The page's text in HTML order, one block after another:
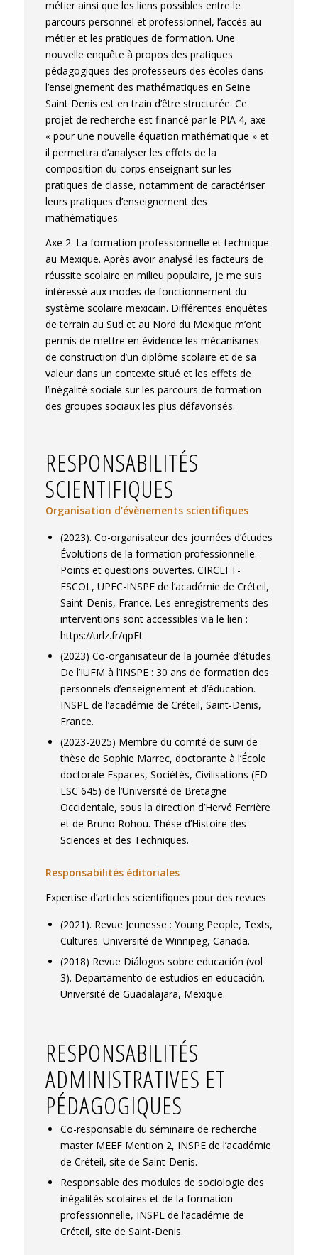
Vocational training and access to
employment of technicians in Mexico.IV
Forum of Sociology , International Sociological
Association, Feb 2021, Porto Alegre, Brazil.
⟨hal-04016951⟩
Gilberto Ramos Idunate. Enquêter en milieu
scolaire au Mexique : entre la construction
d’une relation de confiance et la prise de
distance réflexive.4ème journée d’études du
Réseau des jeunes chercheurs américanistes
Institut des Amériques, Oct 2015, Brest,
France.⟨hal-04478349⟩
Gilberto Ramos Idunate. Jeunes indiennes
parmi les jeunes populaires au Mexique :
quelles spécificités en milieu scolaire ?.5ème
Congrès de l'association française de
sociologie, AFS Association française de
sociologie, Sep 2013, Nantes, France.⟨hal-
04519708⟩
Gilberto Ramos Idunate. Paulo Freire et
l’Education Populaire : pistes latino -
américaines d’une pédagogie critique.
L'oeuvre de Paulo Freire, IRFFE d'Amiens,
Mar 2013, Amiens, France.⟨hal-04478297⟩
Gilberto Ramos Idunate. ¿Un perfil atípico?
un perfil sociocultural de alumnos indígenas y
no indígenas en un bachillerato mexicano.
International Congress of Americanists
2012, Vienne, Austria.⟨hal-04477055⟩
Gilberto Ramos Idunate. Formación
profesional en contextos de pobreza en
México.54 International Congress of
Americanists, Jul 2012, Vienne, Austria.
04477080⟩
Gilberto Ramos Idunate. L’ethnicité comme
espace d’incertitude: élèves indiens en milieu
scolaire au Mexique.
international de l'AISLF, Jul 2012, Rabat,
Maroc.⟨hal-04478140⟩
Gilberto Ramos Idunate. Education populaire
au Mexique: de Paulo Freire à la praxis d'une
pédagogie réflexive.
d’Intérêt Collectif, une spécificité du travail
social ?, L’Institut de formation sociale des
Yvelines, Apr 2012, Versailles (FR), France.
⟨hal-04478208⟩
Gilberto Ramos Idunate. Tensiones ligadas a
la desarticulación entre formación técnica y
mercado laboral en México.
Mexicano-CONACYT, Oct 2011, Paris, Francia.
métier ainsi que les liens possibles entre le
parcours personnel et professionnel, l’accès au
métier et les pratiques de formation. Une
nouvelle enquête à propos des pratiques
pédagogiques des professeurs des écoles dans
l’enseignement des mathématiques en Seine
Saint Denis est en train d’être structurée. Ce
projet de recherche est financé par le PIA 4, axe
« pour une nouvelle équation mathématique » et
il permettra d’analyser les effets de la
composition du corps enseignant sur les
pratiques de classe, notamment de caractériser
leurs pratiques d’enseignement des
mathématiques.
Axe 2. La formation professionnelle et technique
au Mexique. Après avoir analysé les facteurs de
réussite scolaire en milieu populaire, je me suis
intéressé aux modes de fonctionnement du
système scolaire mexicain. Différentes enquêtes
de terrain au Sud et au Nord du Mexique m’ont
permis de mettre en évidence les mécanismes
de construction d’un diplôme scolaire et de sa
valeur dans un contexte situé et les effets de
l’inégalité sociale sur les parcours de formation
des groupes sociaux les plus défavorisés.
RESPONSABILITÉS
SCIENTIFIQUES
Organisation d’évènements scientifiques
(2023). Co-organisateur des journées d’études
Évolutions de la formation professionnelle.
Points et questions ouvertes. CIRCEFT-
ESCOL, UPEC-INSPE de l’académie de Créteil,
Saint-Denis, France. Les enregistrements des
interventions sont accessibles via le lien :
https://urlz.fr/qpFt
(2023) Co-organisateur de la journée d’études
De l’IUFM à l’INSPE : 30 ans de formation des
personnels d’enseignement et d’éducation.
INSPE de l’académie de Créteil, Saint-Denis,
France.
(2023-2025) Membre du comité de suivi de
thèse de Sophie Marrec, doctorante à l’École
doctorale Espaces, Sociétés, Civilisations (ED
ESC 645) de l’Université de Bretagne
Occidentale, sous la direction d’Hervé Ferrière
et de Bruno Rohou. Thèse d’Histoire des
Sciences et des Techniques.
Responsabilités éditoriales
Expertise d’articles scientifiques pour des revues
(2021). Revue Jeunesse : Young People, Texts,
Cultures. Université de Winnipeg, Canada.
(2018) Revue Diálogos sobre educación (vol
3). Departamento de estudios en educación.
Université de Guadalajara, Mexique.
RESPONSABILITÉS
ADMINISTRATIVES ET
PÉDAGOGIQUES
Co-responsable du séminaire de recherche
master MEEF Mention 2, INSPE de l’académie
de Créteil, site de Saint-Denis.
Responsable des modules de sociologie des
inégalités scolaires et de la formation
professionnelle, INSPE de l’académie de
Créteil, site de Saint-Denis.